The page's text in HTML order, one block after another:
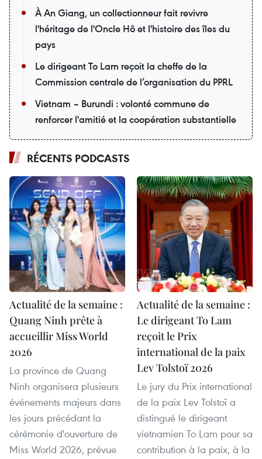
À An Giang, un collectionneur fait revivre
l'héritage de l'Oncle Hô et l'histoire des îles du
pays
Le dirigeant To Lam reçoit la cheffe de la
Commission centrale de l’organisation du PPRL
Vietnam – Burundi : volonté commune de
renforcer l'amitié et la coopération substantielle
RÉCENTS PODCASTS
Actualité de la semaine :
Quang Ninh prête à
accueillir Miss World
2026
La province de Quang
Ninh organisera plusieurs
événements majeurs dans
les jours précédant la
cérémonie d'ouverture de
Miss World 2026, prévue
Actualité de la semaine :
Le dirigeant To Lam
reçoit le Prix
international de la paix
Lev Tolstoï 2026
Le jury du Prix international
de la paix Lev Tolstoï a
distingué le dirigeant
vietnamien To Lam pour sa
contribution à la paix, à la